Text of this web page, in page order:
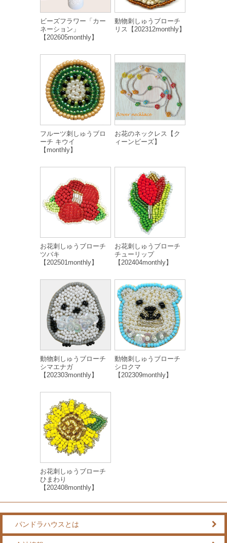
ビーズフラワー「カー
ネーション」
【202605monthly】
動物刺しゅうブローチ
リス【202312monthly】
フルーツ刺しゅうブロ
ーチ キウイ
【monthly】
お花のネックレス【ク
ィーンビーズ】
お花刺しゅうブローチ
ツバキ
【202501monthly】
お花刺しゅうブローチ
チューリップ
【202404monthly】
動物刺しゅうブローチ
シマエナガ
【202303monthly】
動物刺しゅうブローチ
シロクマ
【202309monthly】
お花刺しゅうブローチ
ひまわり
【202408monthly】
パンドラハウスとは